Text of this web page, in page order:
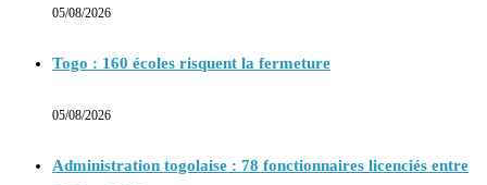
05/08/2026
Togo : 160 écoles risquent la fermeture
05/08/2026
Administration togolaise : 78 fonctionnaires licenciés entre